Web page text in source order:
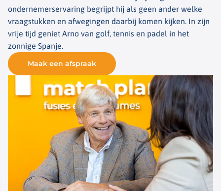
ondernemerservaring begrijpt hij als geen ander welke
vraagstukken en afwegingen daarbij komen kijken. In zijn
vrije tijd geniet Arno van golf, tennis en padel in het
zonnige Spanje.
Maak een afspraak